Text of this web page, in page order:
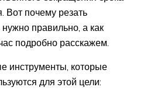
Вот почему резать
правильно, а как
подробно расскажем.
инструменты, которые
для этой цели: